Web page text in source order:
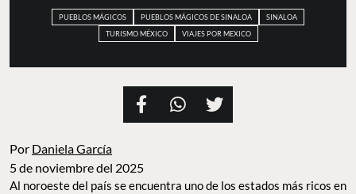
PUEBLOS MÁGICOS PUEBLOS MÁGICOS DE SINALOA
SINALOA
TURISMO MÉXICO
VIAJES POR MEXICO
PorDaniela García
5 de noviembre del 2025